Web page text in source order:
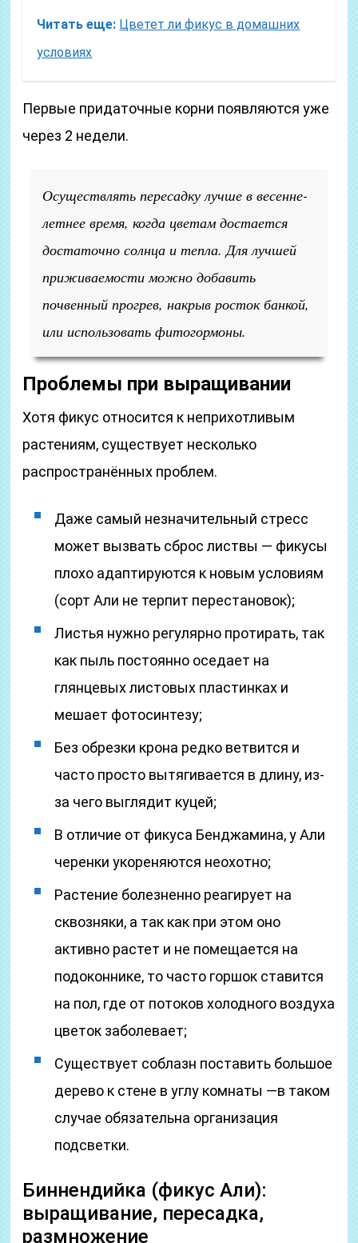
Читать еще: Цветет ли фикус в домашних
условиях
Первые придаточные корни появляются уже
через 2 недели.
Осуществлять пересадку лучше в весенне-
летнее время, когда цветам достается
достаточно солнца и тепла. Для лучшей
приживаемости можно добавить
почвенный прогрев, накрыв росток банкой,
или использовать фитогормоны.
Проблемы при выращивании
Хотя фикус относится к неприхотливым
растениям, существует несколько
распространённых проблем.
Даже самый незначительный стресс
может вызвать сброс листвы — фикусы
плохо адаптируются к новым условиям
(сорт Али не терпит перестановок);
Листья нужно регулярно протирать, так
как пыль постоянно оседает на
глянцевых листовых пластинках и
мешает фотосинтезу;
Без обрезки крона редко ветвится и
часто просто вытягивается в длину, из-
за чего выглядит куцей;
В отличие от фикуса Бенджамина, у Али
черенки укореняются неохотно;
Растение болезненно реагирует на
сквозняки, а так как при этом оно
активно растет и не помещается на
подоконнике, то часто горшок ставится
на пол, где от потоков холодного воздуха
цветок заболевает;
Существует соблазн поставить большое
дерево к стене в углу комнаты —в таком
случае обязательна организация
подсветки.
Биннендийка (фикус Али):
выращивание, пересадка,
размножение